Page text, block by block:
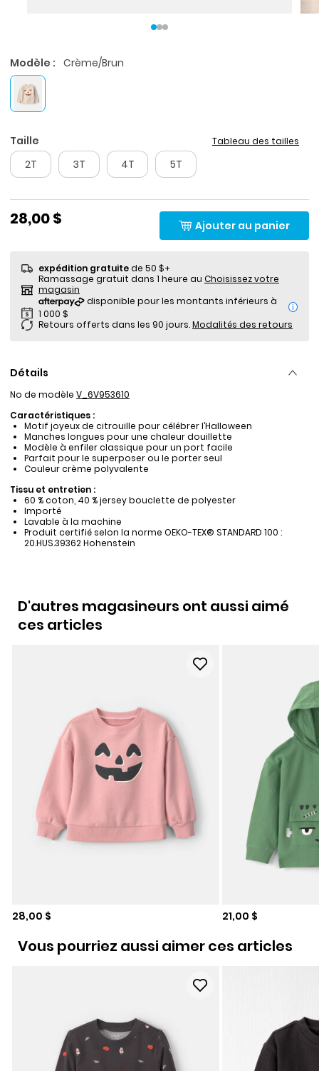
Modèle : Crème/Brun
Taille Tableau des tailles
2T 3T 4T 5T
28,00 $ Ajouter au panier
expédition gratuitede 50 $+
Ramassage gratuit dans 1 heure au Choisissez votre
magasin
i
Retours offerts dans les 90 jours.Modalités des retours
Détails
No de modèle V_6V953610
Caractéristiques :
Motif joyeux de citrouille pour célébrer l’Halloween
Manches longues pour une chaleur douillette
Modèle à enfiler classique pour un port facile
Parfait pour le superposer ou le porter seul
Couleur crème polyvalente
Tissu et entretien :
60 % coton, 40 % jersey bouclette de polyester
Importé
Lavable à la machine
Produit certifié selon la norme OEKO-TEX® STANDARD 100 :
20.HUS.39362 Hohenstein
D'autres magasineurs ont aussi aimé
ces articles
Prix de solde
28,00 $ Prix de solde
21,00 $
Vous pourriez aussi aimer ces articles